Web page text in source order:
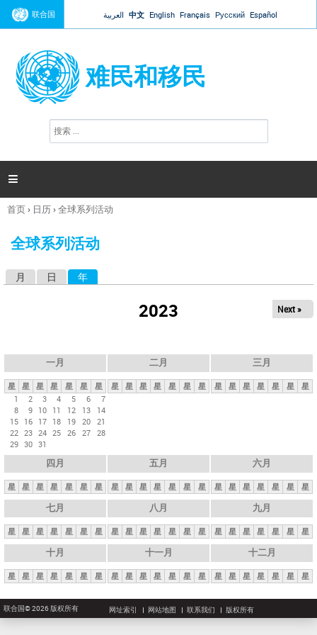
Jump to navigation
联合国 العربية 中文 English Français Русский Español
难民和移民
搜
索

你
这
首页› 日历›全球系列活动
全球系列活动
月 日 年
2023 Next »
一月
星 星 星 星 星 星
星
1
2 3 4 5 6
7
8
9 10 11 12 13
14
15 16 17 18 19 20 21
22 23 24 25 26 27 28
29 30 31
二月
星 星 星 星 星 星 星
三月
星 星 星 星 星 星 星
四月
星 星 星 星 星 星 星
五月
星 星 星 星 星 星 星
六月
星 星 星 星 星 星 星
七月
星 星 星 星 星 星 星
八月
星 星 星 星 星 星 星
九月
星 星 星 星 星 星 星
十月
星 星 星 星 星 星 星
十一月
星 星 星 星 星 星 星
十二月
星 星 星 星 星 星 星
联合国© 2026 版权所有 网址索引 网站地图 联系我们 版权所有